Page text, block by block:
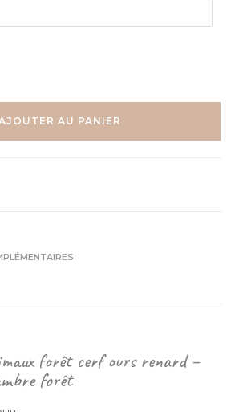
AU PANIER
forêt cerf ours renard –
forêt